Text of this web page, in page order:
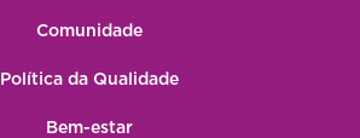
Comunidade
Política da Qualidade
Bem-estar